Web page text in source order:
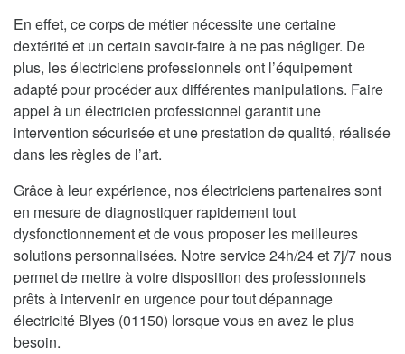
En effet, ce corps de métier nécessite une certaine
dextérité et un certain savoir-faire à ne pas négliger. De
plus, les électriciens professionnels ont l’équipement
adapté pour procéder aux différentes manipulations. Faire
appel à un électricien professionnel garantit une
intervention sécurisée et une prestation de qualité, réalisée
dans les règles de l’art.
Grâce à leur expérience, nos électriciens partenaires sont
en mesure de diagnostiquer rapidement tout
dysfonctionnement et de vous proposer les meilleures
solutions personnalisées. Notre service 24h/24 et 7j/7 nous
permet de mettre à votre disposition des professionnels
prêts à intervenir en urgence pour tout dépannage
électricité Blyes (01150) lorsque vous en avez le plus
besoin.